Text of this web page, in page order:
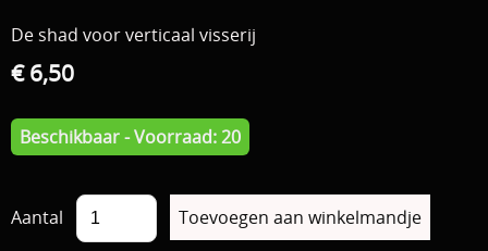
De shad voor verticaal visserij
€ 6,50
Beschikbaar - Voorraad: 20
Aantal